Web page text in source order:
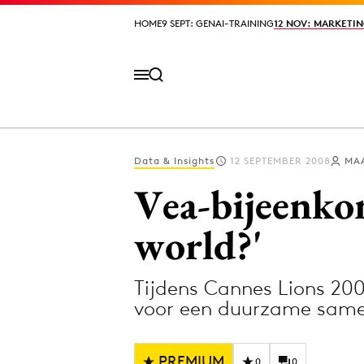
HOME9 SEPT: GENAI-TRAINING12 NOV:
HOME9 SEPT: GENAI-TRAINING12 NOV:
Design
Digital
Diversiteit
Data & Insights 12 SEPTEMBER 2008
Vea-
world?'
Tijdens Cannes Lions
voor een duurzame
0 0